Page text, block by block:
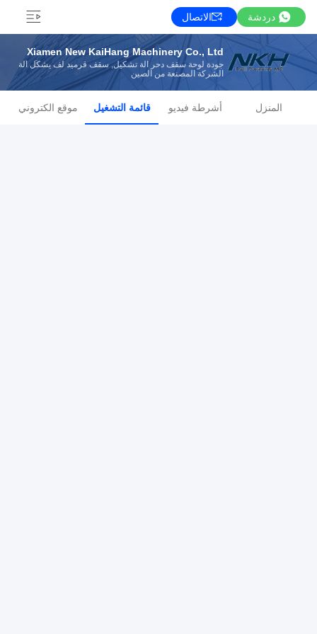
دردشة الاتصال
Xiamen New KaiHang Machinery Co., Ltd
جودة لوحة سقف دحر آلة تشكيل, سقف قرميد لف يشكّل آلة
الشركة المصنعة من الصين
المنزل أشرطة فيديو قائمة التشغيل موقع الكتروني